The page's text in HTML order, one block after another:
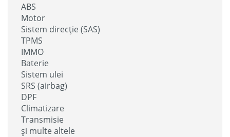
ABS
Motor
Sistem direcție (SAS)
TPMS
IMMO
Baterie
Sistem ulei
SRS (airbag)
DPF
Climatizare
Transmisie
și multe altele